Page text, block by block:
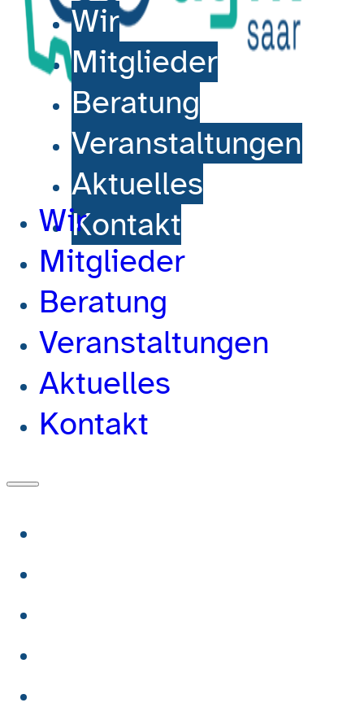
Wir
Mitglieder
Beratung
Veranstaltungen
Aktuelles
Kontakt
Wir
Mitglieder
Beratung
Veranstaltungen
Aktuelles
Kontakt